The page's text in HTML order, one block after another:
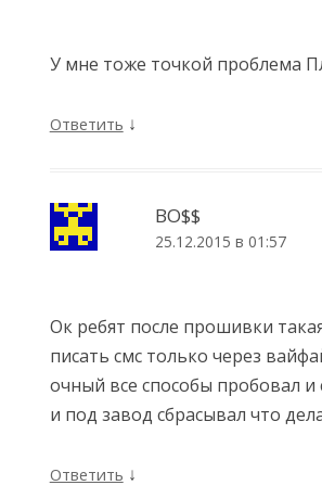
У мне тоже точкой проблема
Ответить ↓
BO$$
25.12.2015 в 01:57
Ок ребят после прошивки
писать смс только через
очный все способы пробовал
и под завод сбрасывал что
Ответить ↓